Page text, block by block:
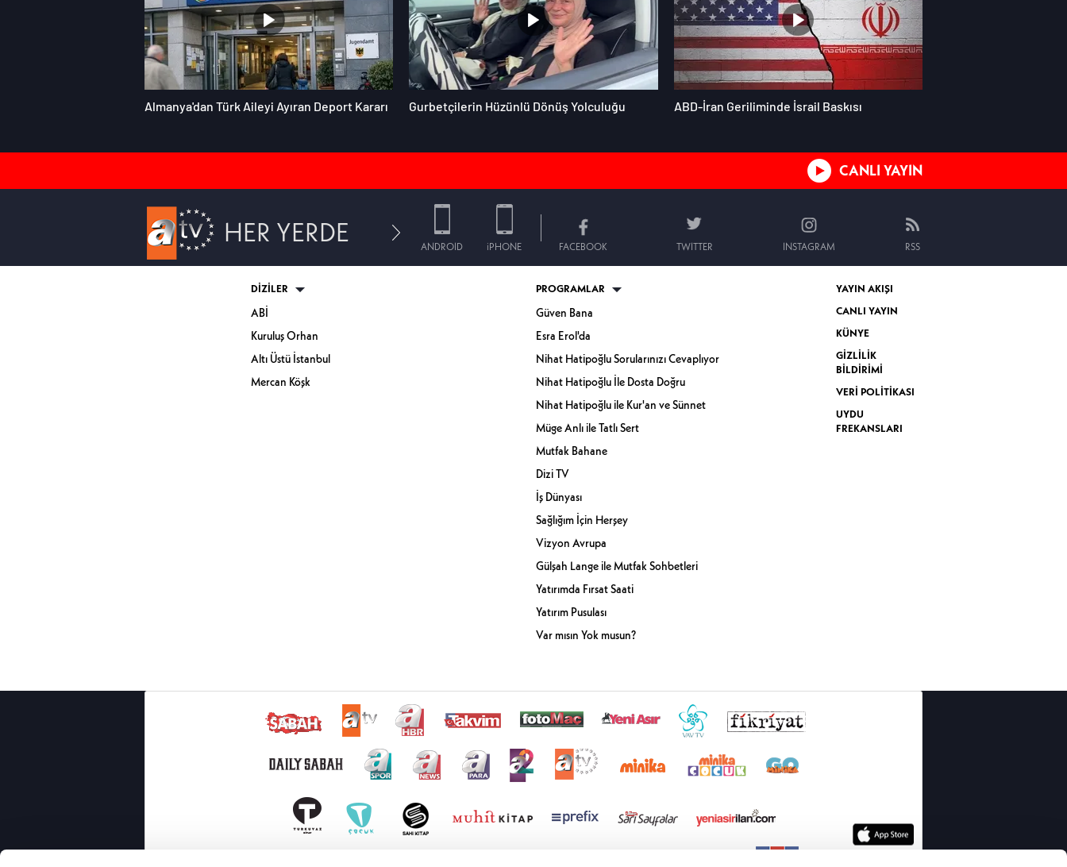
Almanya'dan Türk Aileyi Ayıran Deport Kararı Gurbetçilerin Hüzünlü Dönüş Yolculuğu ABD-İran Geriliminde İsrail Baskısı
CANLI YAYIN
HER YERDE ANDROID iPHONE FACEBOOK TWITTER INSTAGRAM RSS
DİZİLER
ABİ
Kuruluş Orhan
Altı Üstü İstanbul
Mercan Köşk
PROGRAMLAR
Güven Bana
Esra Erol'da
Nihat Hatipoğlu Sorularınızı Cevaplıyor
Nihat Hatipoğlu İle Dosta Doğru
Nihat Hatipoğlu ile Kur'an ve Sünnet
Müge Anlı ile Tatlı Sert
Mutfak Bahane
Dizi TV
İş Dünyası
Sağlığım İçin Herşey
Vizyon Avrupa
Gülşah Lange ile Mutfak Sohbetleri
Yatırımda Fırsat Saati
Yatırım Pusulası
Var mısın Yok musun?
YAYIN AKIŞI
CANLI YAYIN
KÜNYE
GİZLİLİK
BİLDİRİMİ
VERİ POLİTİKASI
UYDU
FREKANSLARI